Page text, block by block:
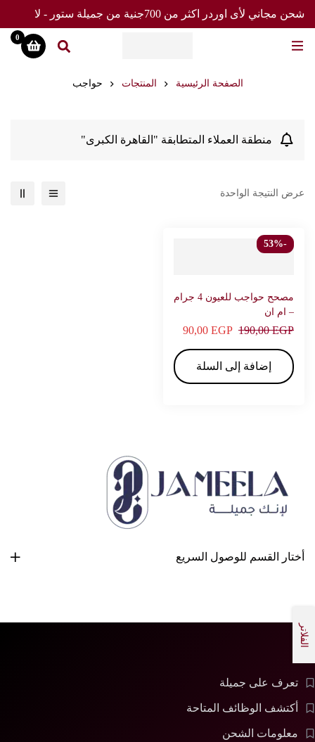
شحن مجاني لأى اوردر اكثر من 700جنية من جميلة ستور - لا
تفوت العرض
0
الصفحة الرئيسية المنتجات حواجب
أختار القسم للوصول السريع
الفلاتر
منطقة العملاء المتطابقة "القاهرة الكبرى"
عرض النتيجة الواحدة
-53%
مصحح حواجب للعيون 4 جرام
– ام ان
190,00EGP
90,00 EGP
إضافة إلى السلة
تعرف على جميلة
أكتشف الوظائف المتاحة
معلومات الشحن